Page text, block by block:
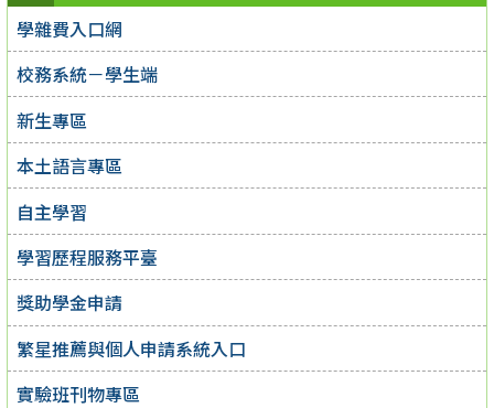
學雜費入口網
校務系統－學生端
新生專區
本土語言專區
自主學習
學習歷程服務平臺
獎助學金申請
繁星推薦與個人申請系統入口
實驗班刊物專區